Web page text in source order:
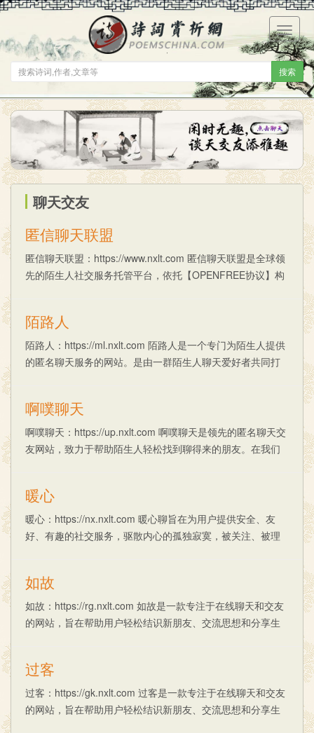
搜索
菜
单
聊天交友
匿信聊天联盟
匿信聊天联盟：https://www.nxlt.com 匿信聊天联盟是全球领
先的陌生人社交服务托管平台，依托【OPENFREE协议】构
陌路人
陌路人：https://ml.nxlt.com 陌路人是一个专门为陌生人提供
的匿名聊天服务的网站。是由一群陌生人聊天爱好者共同打
啊噗聊天
啊噗聊天：https://up.nxlt.com 啊噗聊天是领先的匿名聊天交
友网站，致力于帮助陌生人轻松找到聊得来的朋友。在我们
暖心
暖心：https://nx.nxlt.com 暖心聊旨在为用户提供安全、友
好、有趣的社交服务，驱散内心的孤独寂寞，被关注、被理
如故
如故：https://rg.nxlt.com 如故是一款专注于在线聊天和交友
的网站，旨在帮助用户轻松结识新朋友、交流思想和分享生
过客
过客：https://gk.nxlt.com 过客是一款专注于在线聊天和交友
的网站，旨在帮助用户轻松结识新朋友、交流思想和分享生